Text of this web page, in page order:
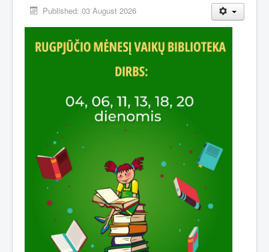
Published: 03 August 2026